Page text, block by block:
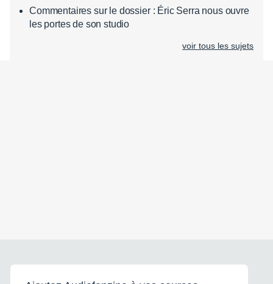
Commentaires sur le dossier : Éric Serra nous ouvre
les portes de son studio
voir tous les sujets